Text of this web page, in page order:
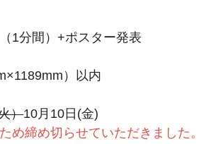
1分間）+ポスター発表
）以内
）10月10日(金)
め締め切らせていただきました。